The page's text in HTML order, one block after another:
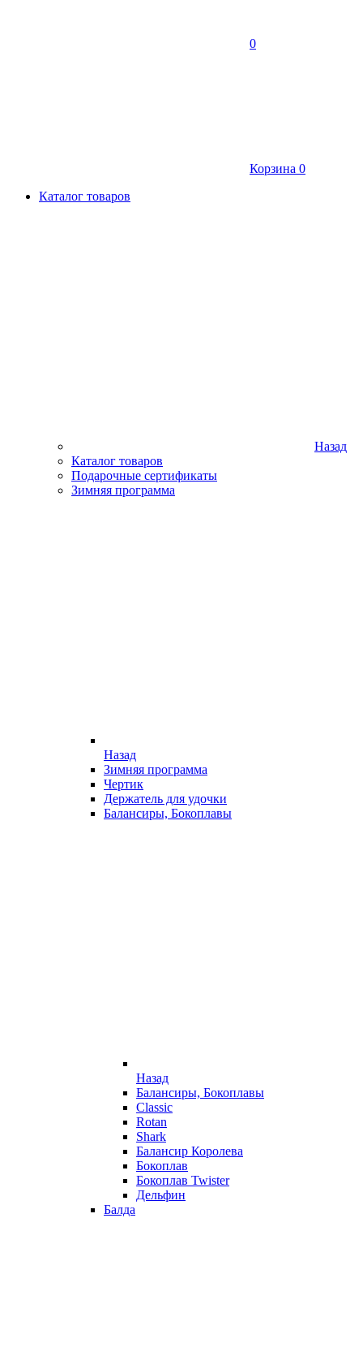
0
Корзина 0
Каталог товаров
Назад
Каталог товаров
Подарочные сертификаты
Зимняя программа
Назад
Зимняя программа
Чертик
Держатель для удочки
Балансиры, Бокоплавы
Назад
Балансиры, Бокоплавы
Classic
Rotan
Shark
Балансир Королева
Бокоплав
Бокоплав Twister
Дельфин
Балда